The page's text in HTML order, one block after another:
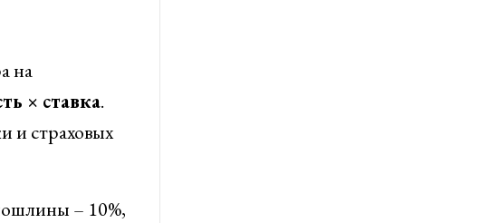
на
× ставка.
и страховых
– 10%,